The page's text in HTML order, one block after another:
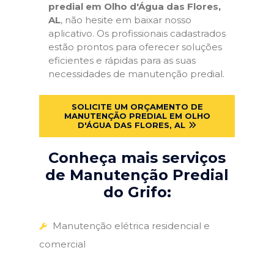
predial em Olho d'Água das Flores,
AL, não hesite em baixar nosso
aplicativo. Os profissionais cadastrados
estão prontos para oferecer soluções
eficientes e rápidas para as suas
necessidades de manutenção predial.
SOLICITE UM ORÇAMENTO DE
MANUTENÇÃO PREDIAL EM OLHO
D'ÁGUA DAS FLORES, AL
Conheça mais serviços
de Manutenção Predial
do Grifo:
Manutenção elétrica residencial e
comercial